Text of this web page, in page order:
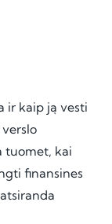
ir kaip ją vesti
tuomet, kai
finansines